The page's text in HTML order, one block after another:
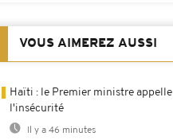
VOUS AIMEREZ AUSSI
Haïti : le Premier ministre
l'insécurité
Il y a 46 minutes